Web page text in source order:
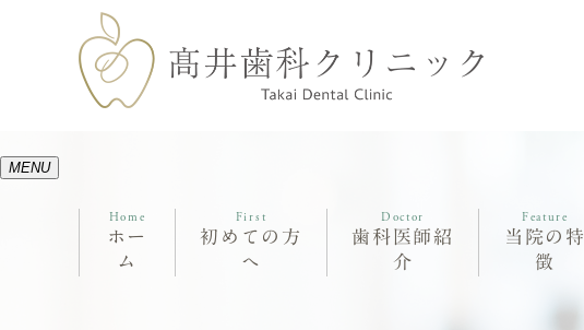
MENU
Home
ホー
ム
First
初めての方
へ
Doctor
歯科医師紹
介
Feature
当院の特
徴